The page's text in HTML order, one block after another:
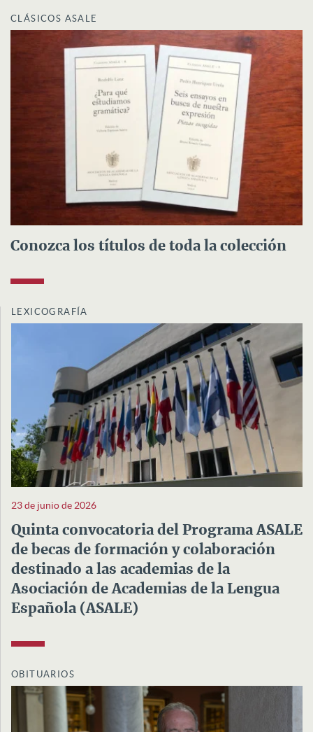
CLÁSICOS ASALE
Conozca los títulos de toda la colección
LEXICOGRAFÍA
23 de junio de 2026
Quinta convocatoria del Programa ASALE
de becas de formación y colaboración
destinado a las academias de la
Asociación de Academias de la Lengua
Española (ASALE)
OBITUARIOS